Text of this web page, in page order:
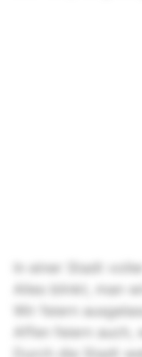
In einer Stadt
Alles blinkt, man
Wir feiern
Affen feiern auch,
Durch die Stadt